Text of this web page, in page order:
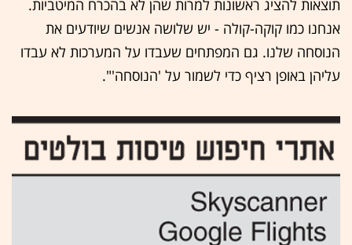
תוצאות להציג ראשונות למרות שהן לא בהכרח המיטביות.
אנחנו כמו קוקה-קולה - יש שלושה אנשים שיודעים את
הנוסחה שלנו. גם המפתחים שעבדו על המערכות לא עבדו
עליהן באופן רציף כדי לשמור על 'הנוסחה'".